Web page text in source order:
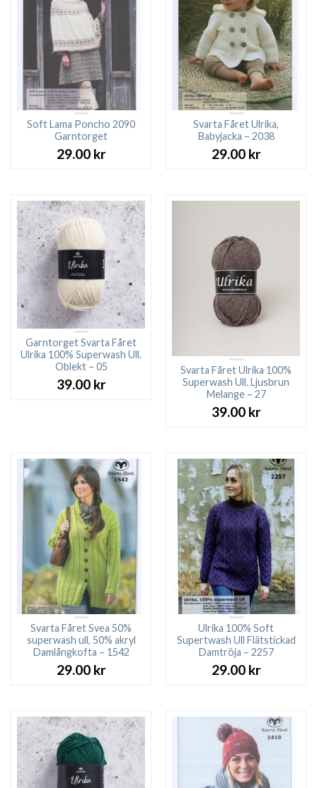
Soft Lama Poncho 2090
Garntorget
29.00 kr
Svarta Fåret Ulrika,
Babyjacka – 2038
29.00 kr
Garntorget Svarta Fåret
Ulrika 100% Superwash Ull.
Oblekt – 05
39.00 kr
Svarta Fåret Ulrika 100%
Superwash Ull. Ljusbrun
Melange – 27
39.00 kr
Svarta Fåret Svea 50%
superwash ull, 50% akryl
Damlångkofta – 1542
29.00 kr
Ulrika 100% Soft
Supertwash Ull Flätstickad
Damtröja – 2257
29.00 kr